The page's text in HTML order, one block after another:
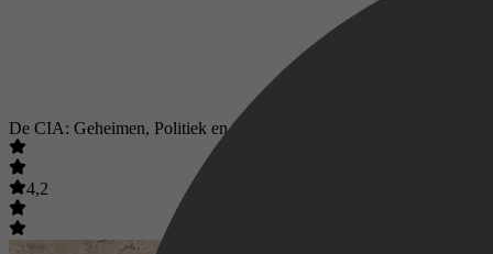
De CIA: Geheimen, Politiek en Martelingen
4,2